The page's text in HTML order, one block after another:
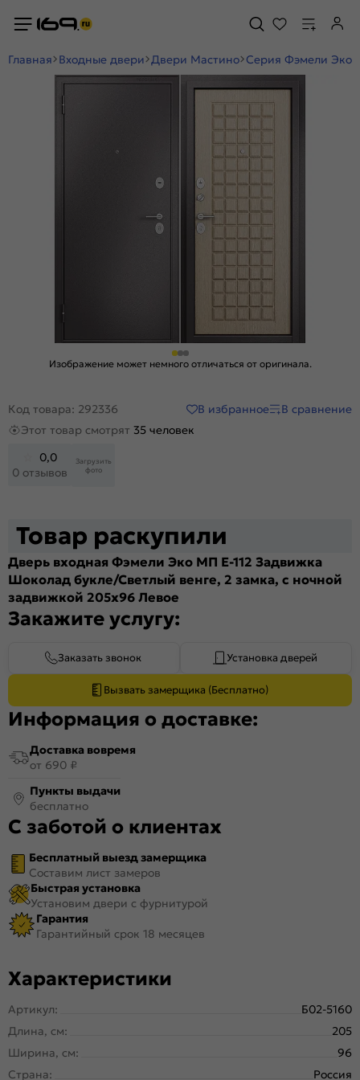
Главная Входные двери Двери Мастино Серия Фэмели Эко
Изображение может немного отличаться от оригинала.
Код товара: 292336 В избранное
В сравнение
Этот товар смотрят 35 человек
0,0
0 отзывов
Загрузить
фото
Товар раскупили
Дверь входная Фэмели Эко МП E-112 Задвижка
Шоколад букле/Светлый венге, 2 замка, с ночной
задвижкой 205x96 Левое
Закажите услугу:
Заказать звонок Установка дверей
Вызвать замерщика (Бесплатно)
Информация о доставке:
Доставка вовремя
от 690 ₽
Пункты выдачи
бесплатно
С заботой о клиентах
Бесплатный выезд замерщика
Составим лист замеров
Быстрая установка
Установим двери с фурнитурой
Гарантия
Гарантийный срок 18 месяцев
Характеристики
Артикул:
Б02-5160
Длина, см:
205
Ширина, см:
96
Страна:
Россия